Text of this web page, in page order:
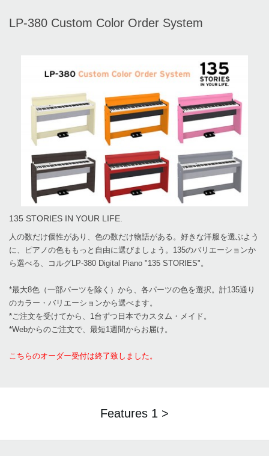
LP-380 Custom Color Order System
135 STORIES IN YOUR LIFE.
人の数だけ個性があり、色の数だけ物語がある。好きな洋服を選ぶよう
に、ピアノの色ももっと自由に選びましょう。135のバリエーションか
ら選べる、コルグLP-380 Digital Piano "135 STORIES"。
*最大8色（一部パーツを除く）から、各パーツの色を選択。計135通り
のカラー・バリエーションから選べます。
*ご注文を受けてから、1台ずつ日本でカスタム・メイド。
*Webからのご注文で、最短1週間からお届け。
こちらのオーダー受付は終了致しました。
Features 1 >